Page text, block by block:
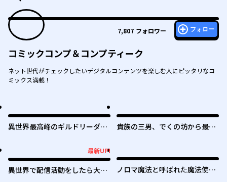
7,807 フォロワー フォロー
コミックコンプ＆コンプティーク
ネット世代がチェックしたいデジタルコンテンツを楽しむ人にピッタリなコ
ミックス満載！
異世界最高峰のギルドリーダー
メン全員の愛が重くてギルドを
やめられません～
貴族の三男、でくの坊から最強
造！ ～気ままに遊んでいるだ
けなのに、何故か評価が上がっ
最新UP!
異世界で配信活動をしたら大量
ノロマ魔法と呼ばれた魔法使い